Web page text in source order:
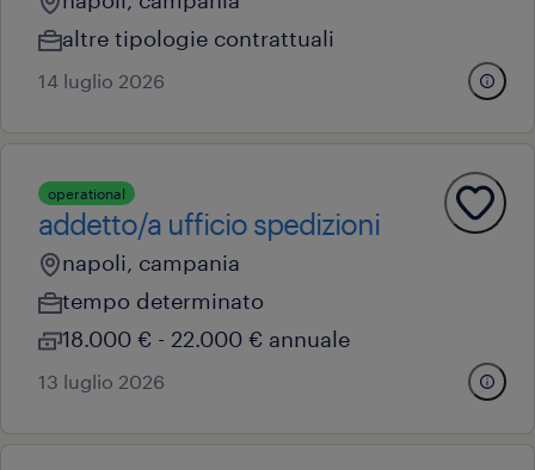
altre tipologie contrattuali
14 luglio 2026
operational
addetto/a ufficio spedizioni
napoli, campania
tempo determinato
18.000 € - 22.000 € annuale
13 luglio 2026